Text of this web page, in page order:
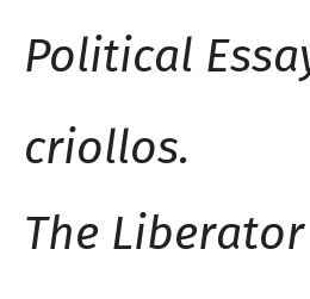
Political
criollos.
The